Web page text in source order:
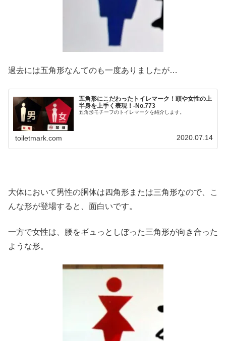
過去には五角形なんてのも一度ありましたが…
五角形にこだわったトイレマーク！頭や女性の上
半身を上手く表現！‐No.773
五角形モチーフのトイレマークを紹介します。
toiletmark.com 2020.07.14
大体において男性の胴体は四角形または三角形なので、こ
んな形が登場すると、面白いです。
一方で女性は、腰をギュっとしぼった三角形が向き合った
ような形。